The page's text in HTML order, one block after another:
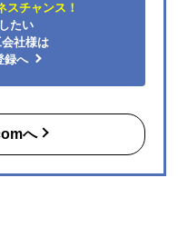
か？
】
また、このショップ
がとても良かったの
スチャンス！
たい
社様は
録へ
へ